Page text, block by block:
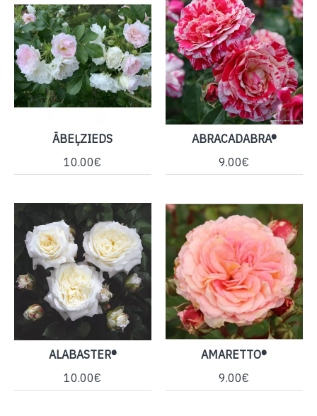
ĀBEĻZIEDS
10.00€
ABRACADABRA®
9.00€
ALABASTER®
10.00€
AMARETTO®
9.00€